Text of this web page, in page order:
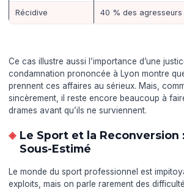
Récidive 40 % des
Ce cas illustre aussi l’importance d’une
condamnation prononcée à Lyon montre
prennent ces affaires au sérieux. Mais,
sincèrement, il reste encore beaucoup à
drames avant qu’ils ne surviennent.
Le Sport et la Reconversion
Sous-Estimé
Le monde du sport professionnel est
exploits, mais on parle rarement des